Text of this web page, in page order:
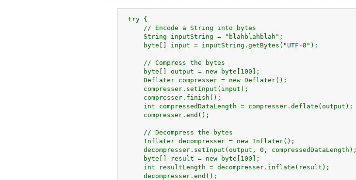
try {
     // Encode a String into bytes
     String inputString = "blahblahblah";
     byte[] input = inputString.getBytes("UTF-8");
     // Compress the bytes
     byte[] output = new byte[100];
     Deflater compresser = new Deflater();
     compresser.setInput(input);
     compresser.finish();
     int compressedDataLength = compresser.deflate(output);
     compresser.end();
     // Decompress the bytes
     Inflater decompresser = new Inflater();
     decompresser.setInput(output, 0, compressedDataLength);
     byte[] result = new byte[100];
     int resultLength = decompresser.inflate(result);
     decompresser.end();